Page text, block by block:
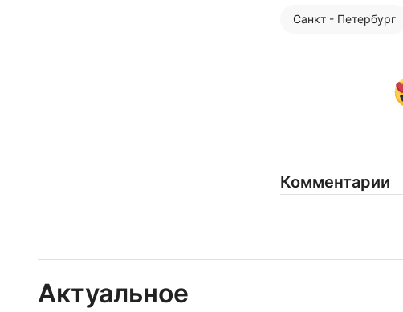
Санкт - Петербург
Комментарии
Актуальное